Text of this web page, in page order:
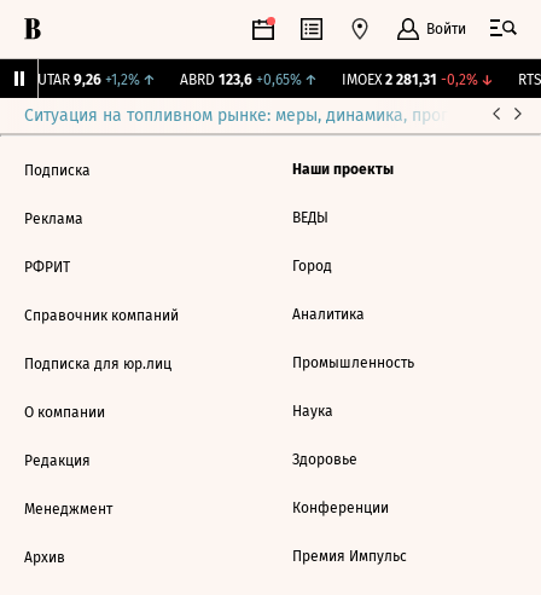
Войти
UTAR 9,26 +1,2%↑ ABRD 123,6 +0,65%↑ IMOEX 2 281,31 -0,2%↓ RTSI
Ситуация на топливном рынке: меры, динамика, прогнозы
Подписка
Реклама
РФРИТ
Справочник компаний
Подписка для юр.лиц
О компании
Редакция
Менеджмент
Архив
Наши проекты
ВЕДЫ
Город
Аналитика
Промышленность
Наука
Здоровье
Конференции
Премия Импульс